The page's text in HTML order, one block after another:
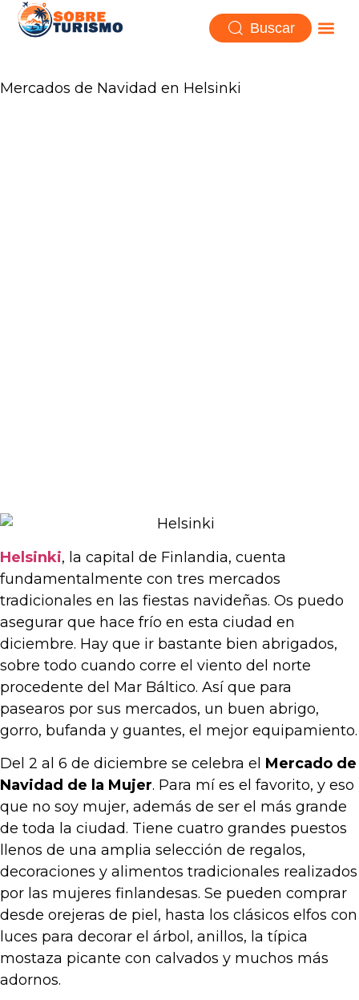
Buscar
Mercados de Navidad en Helsinki
Helsinki, la capital de Finlandia, cuenta
fundamentalmente con tres mercados
tradicionales en las fiestas navideñas. Os puedo
asegurar que hace frío en esta ciudad en
diciembre. Hay que ir bastante bien abrigados,
sobre todo cuando corre el viento del norte
procedente del Mar Báltico. Así que para
pasearos por sus mercados, un buen abrigo,
gorro, bufanda y guantes, el mejor equipamiento.
Del 2 al 6 de diciembre se celebra el Mercado de
Navidad de la Mujer. Para mí es el favorito, y eso
que no soy mujer, además de ser el más grande
de toda la ciudad. Tiene cuatro grandes puestos
llenos de una amplia selección de regalos,
decoraciones y alimentos tradicionales realizados
por las mujeres finlandesas. Se pueden comprar
desde orejeras de piel, hasta los clásicos elfos con
luces para decorar el árbol, anillos, la típica
mostaza picante con calvados y muchos más
adornos.